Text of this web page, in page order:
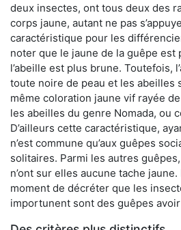
deux insectes, ont tous deux des
corps jaune, autant ne pas
caractéristique pour les
noter que le jaune de la guêpe est
l’abeille est plus brune. Toutefois,
toute noire de peau et les abeilles
même coloration jaune vif rayée
les abeilles du genre Nomada, ou
D’ailleurs cette caractéristique,
n’est commune qu’aux guêpes
solitaires. Parmi les autres
n’ont sur elles aucune tache
moment de décréter que les
importunent sont des guêpes